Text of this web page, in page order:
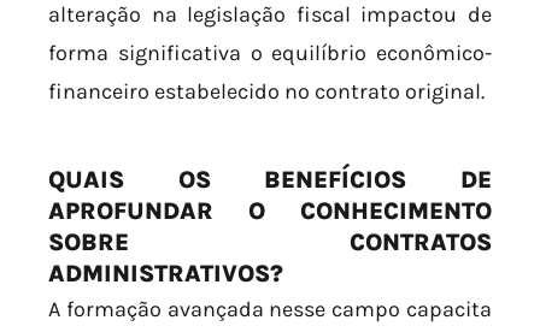
alteração na legislação fiscal impactou de
forma significativa o equilíbrio econômico-
financeiro estabelecido no contrato original.
QUAIS OS BENEFÍCIOS DE
APROFUNDAR O CONHECIMENTO
SOBRE CONTRATOS
ADMINISTRATIVOS?
A formação avançada nesse campo capacita